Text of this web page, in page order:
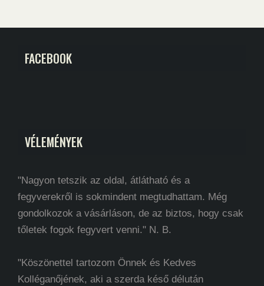
FACEBOOK
VÉLEMÉNYEK
"Nagyon tetszik az oldal, átlátható és a
fegyverekről is sokmindent megtudhattam. Még
gondolkozok a vásárláson, de az biztos, hogy csak
tőletek fogok fegyvert venni." N. B.
"Köszönettel tartozom Önnek és Kedves
Kolléganőjének, aki a szerda késő délután